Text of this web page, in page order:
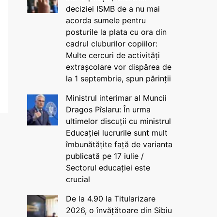
deciziei ISMB de a nu mai
acorda sumele pentru
posturile la plata cu ora din
cadrul cluburilor copiilor:
Multe cercuri de activități
extrașcolare vor dispărea de
la 1 septembrie, spun părinții
Ministrul interimar al Muncii
Dragos Pîslaru: În urma
ultimelor discuții cu ministrul
Educației lucrurile sunt mult
îmbunătățite față de varianta
publicată pe 17 iulie /
Sectorul educației este
crucial
De la 4.90 la Titularizare
2026, o învățătoare din Sibiu